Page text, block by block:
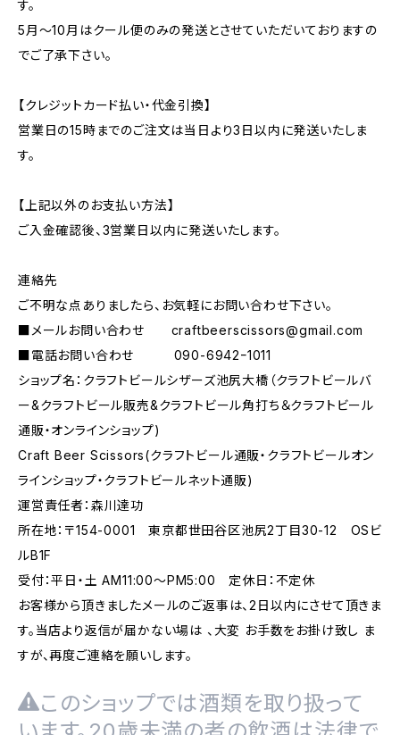
す。
5月～10月はクール便のみの発送とさせていただいておりますの
でご了承下さい。
【クレジットカード払い・代金引換】
営業日の15時までのご注文は当日より3日以内に発送いたしま
す。
【上記以外のお支払い方法】
ご入金確認後、3営業日以内に発送いたします。
連絡先
ご不明な点ありましたら、お気軽にお問い合わせ下さい。
■メールお問い合わせ craftbeerscissors@gmail.com
■電話お問い合わせ 090-6942ｰ1011
ショップ名：クラフトビールシザーズ池尻大橋（クラフトビールバ
ー&クラフトビール販売&クラフトビール角打ち＆クラフトビール
通販・オンラインショップ)
Craft Beer Scissors(クラフトビール通販・クラフトビールオン
ラインショップ・クラフトビールネット通販)
運営責任者：森川達功
所在地：〒154-0001 東京都世田谷区池尻2丁目30-12 OSビ
ルB1F
受付：平日・土 AM11:00～PM5:00 定休日：不定休
お客様から頂きましたメールのご返事は、2日以内にさせて頂きま
す。当店より返信が届かない場は 、大変 お手数をお掛け致し ま
すが、再度ご連絡を願いします。
このショップでは酒類を取り扱って